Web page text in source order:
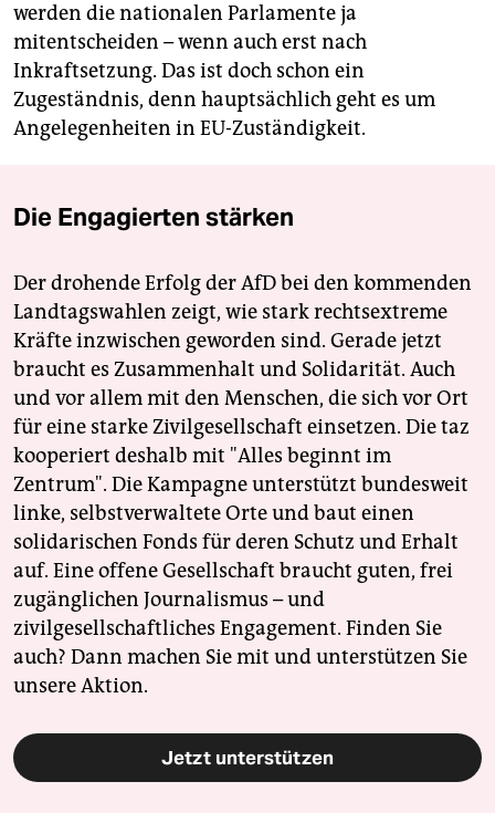
werden die nationalen Parlamente ja
mitentscheiden – wenn auch erst nach
Inkraftsetzung. Das ist doch schon ein
Zugeständnis, denn hauptsächlich geht es um
Angelegenheiten in EU-Zuständigkeit.
Die Engagierten stärken
Der drohende Erfolg der AfD bei den kommenden
Landtagswahlen zeigt, wie stark rechtsextreme
Kräfte inzwischen geworden sind. Gerade jetzt
braucht es Zusammenhalt und Solidarität. Auch
und vor allem mit den Menschen, die sich vor Ort
für eine starke Zivilgesellschaft einsetzen. Die taz
kooperiert deshalb mit "Alles beginnt im
Zentrum". Die Kampagne unterstützt bundesweit
linke, selbstverwaltete Orte und baut einen
solidarischen Fonds für deren Schutz und Erhalt
auf. Eine offene Gesellschaft braucht guten, frei
zugänglichen Journalismus – und
zivilgesellschaftliches Engagement. Finden Sie
auch? Dann machen Sie mit und unterstützen Sie
unsere Aktion.
Jetzt unterstützen